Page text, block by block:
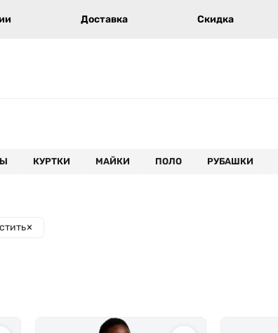
Доставка Скидка
КУРТКИ МАЙКИ ПОЛО РУБАШКИ